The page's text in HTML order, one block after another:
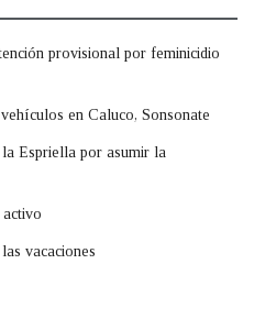
provisional por feminicidio
en Caluco, Sonsonate
Espriella por asumir la
activo
vacaciones